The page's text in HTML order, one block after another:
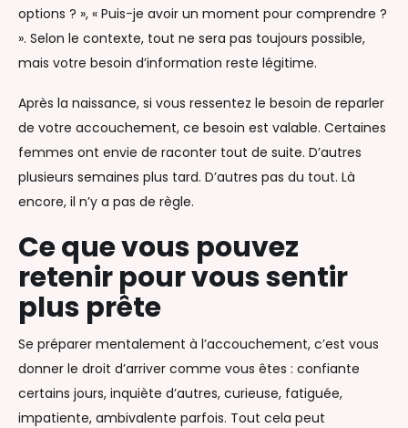
options ? », « Puis-je avoir un moment pour comprendre ?
». Selon le contexte, tout ne sera pas toujours possible,
mais votre besoin d’information reste légitime.
Après la naissance, si vous ressentez le besoin de reparler
de votre accouchement, ce besoin est valable. Certaines
femmes ont envie de raconter tout de suite. D’autres
plusieurs semaines plus tard. D’autres pas du tout. Là
encore, il n’y a pas de règle.
Ce que vous pouvez
retenir pour vous sentir
plus prête
Se préparer mentalement à l’accouchement, c’est vous
donner le droit d’arriver comme vous êtes : confiante
certains jours, inquiète d’autres, curieuse, fatiguée,
impatiente, ambivalente parfois. Tout cela peut